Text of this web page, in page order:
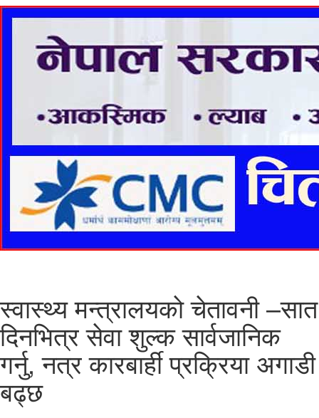
स्वास्थ्य मन्त्रालयकाे चेतावनी –सात
दिनभित्र सेवा शुल्क सार्वजानिक
गर्नु, नत्र कारबार्ही प्रक्रिया अगाडी
बढ्छ